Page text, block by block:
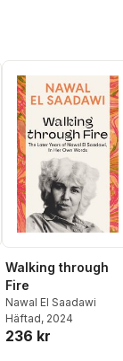
Walking through
Fire
Nawal El Saadawi
Häftad, 2024
236 kr